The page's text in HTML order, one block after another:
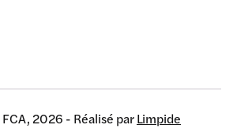
2026 - Réalisé parLimpide